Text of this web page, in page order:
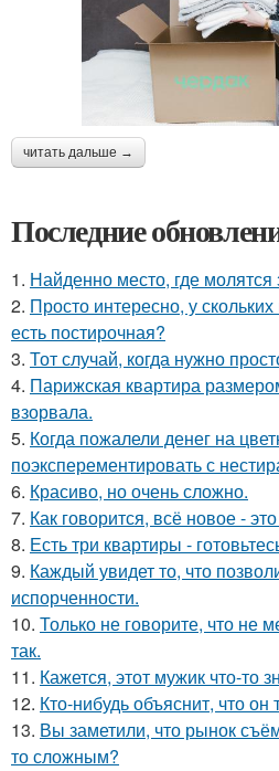
читать дальше →
Последние
1. Найденно место, где
2. Просто интересно, у
есть постирочная?
3. Тот случай, когда нужно
4. Парижская квартира
взорвала.
5. Когда пожалели денег на
поэксперементировать с
6. Красиво, но очень сложно.
7. Как говорится, всё новое -
8. Есть три квартиры -
9. Каждый увидет то, что
испорченности.
10. Только не говорите, что не
так.
11. Кажется, этот мужик что-то
12. Кто-нибудь объяснит, что он
13. Вы заметили, что рынок
то сложным?